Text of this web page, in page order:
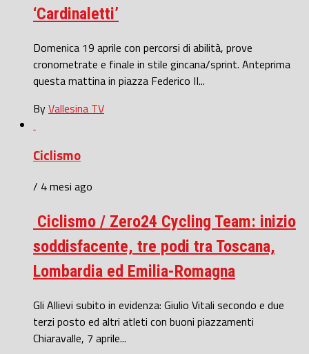
‘Cardinaletti’
Domenica 19 aprile con percorsi di abilità, prove
cronometrate e finale in stile gincana/sprint. Anteprima
questa mattina in piazza Federico II...
ByVallesina TV
Ciclismo
/ 4 mesi ago
Ciclismo / Zero24 Cycling Team: inizio
soddisfacente, tre podi tra Toscana,
Lombardia ed Emilia-Romagna
Gli Allievi subito in evidenza: Giulio Vitali secondo e due
terzi posto ed altri atleti con buoni piazzamenti
Chiaravalle, 7 aprile...